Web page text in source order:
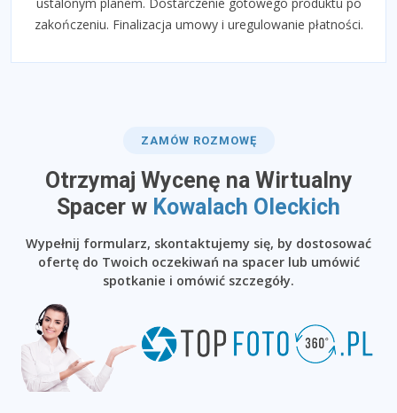
zakończeniu. Finalizacja umowy i uregulowanie płatności.
ZAMÓW ROZMOWĘ
Otrzymaj Wycenę na Wirtualny
Spacer w Kowalach Oleckich
Wypełnij formularz, skontaktujemy się, by dostosować
ofertę do Twoich oczekiwań na spacer lub umówić
spotkanie i omówić szczegóły.